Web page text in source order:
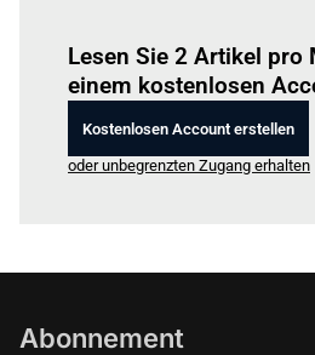
Lesen Sie 2 Artikel pro
einem kostenlosen
Kostenlosen Account erstellen
oder unbegrenzten Zugang erhalten
Abonnement